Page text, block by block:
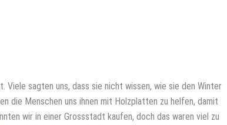
sagten uns, dass sie nicht wissen, wie sie den Winter
die Menschen uns ihnen mit Holzplatten zu helfen, damit
wir in einer Grossstadt kaufen, doch das waren viel zu